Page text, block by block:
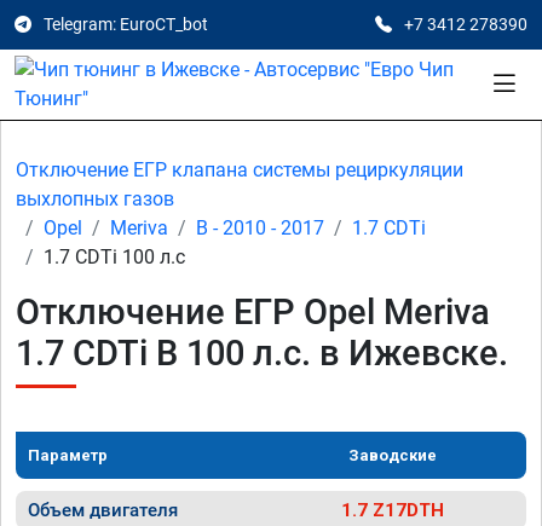
Telegram: EuroCT_bot +7 3412 278390
Отключение ЕГР клапана системы рециркуляции
выхлопных газов
Opel
Meriva B - 2010 - 2017
1.7 CDTi
1.7 CDTi 100 л.с
Отключение ЕГР Opel Meriva
1.7 CDTi B 100 л.с. в Ижевске.
Параметр Заводские
Объем двигателя 1.7 Z17DTH